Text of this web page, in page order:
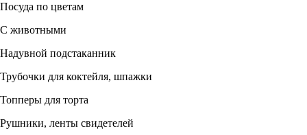
Посуда по цветам
С животными
Надувной подстаканник
Трубочки для коктейля, шпажки
Топперы для торта
Рушники, ленты свидетелей